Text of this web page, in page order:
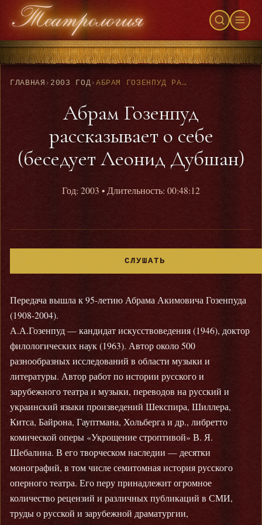
ГЛАВНАЯ › 2003 ГОД› АБРАМ ГОЗЕНПУД РАССКАЗЫВАЕТ О СЕБЕ (БЕСЕДУЕТ ЛЕОНИД ДУБШАН)
Абрам Гозенпуд
рассказывает о себе
(беседует Леонид Дубшан)
Год: 2003 • Длительность: 00:48:12
СЛУШАТЬ
Передача вышла к 95-летию Абрама Акимовича Гозенпуда
(1908-2004).
А.А.Гозенпуд — кандидат искусствоведения (1946), доктор
филологических наук (1963). Автор около 500
разнообразных исследований в области музыки и
литературы. Автор работ по истории русского и
зарубежного театра и музыки, переводов на русский и
украинский языки произведений Шекспира, Шиллера,
Китса, Байрона, Гауптмана, Хольберга и др., либретто
комической оперы «Укрощение строптивой» В. Я.
Шебалина. В его творческом наследии — десятки
монографий, в том числе семитомная история русского
оперного театра. Его перу принадлежит огромное
количество рецензий и различных публикаций в СМИ,
труды о русской и зарубежной драматургии,